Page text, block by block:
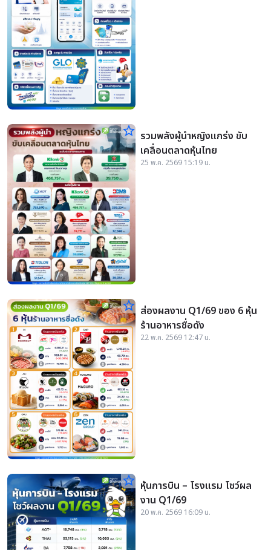
star_border รวมพลังผู้นำหญิงแกร่ง ขับ
เคลื่อนตลาดหุ้นไทย
25 พ.ค. 2569 15:19 น.
star_border ส่องผลงาน Q1/69 ของ 6 หุ้น
ร้านอาหารชื่อดัง
22 พ.ค. 2569 12:47 น.
star_border หุ้นการบิน – โรงแรม โชว์ผล
งาน Q1/69
20 พ.ค. 2569 16:09 น.